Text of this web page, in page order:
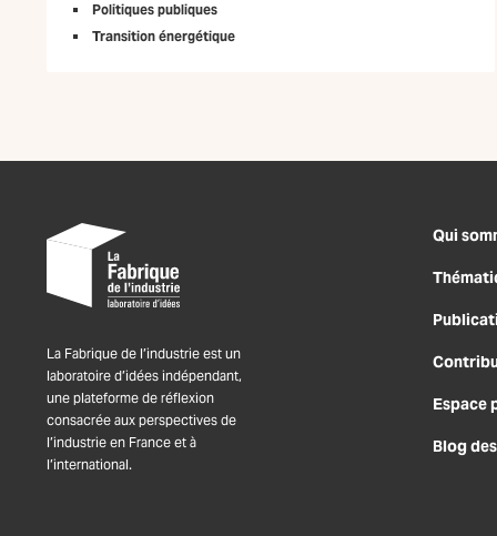
Politiques publiques
Transition énergétique
La Fabrique de l’industrie est un
laboratoire d’idées indépendant,
une plateforme de réflexion
consacrée aux perspectives de
l’industrie en France et à
l’international.
Qui
Espace
Blog